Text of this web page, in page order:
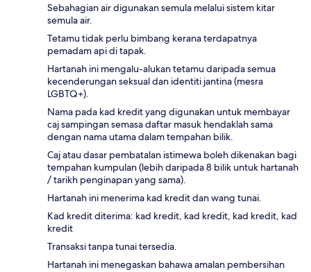
Sebahagian air digunakan semula melalui sistem kitar
semula air.
Tetamu tidak perlu bimbang kerana terdapatnya
pemadam api di tapak.
Hartanah ini mengalu-alukan tetamu daripada semua
kecenderungan seksual dan identiti jantina (mesra
LGBTQ+).
Nama pada kad kredit yang digunakan untuk membayar
caj sampingan semasa daftar masuk hendaklah sama
dengan nama utama dalam tempahan bilik.
Caj atau dasar pembatalan istimewa boleh dikenakan bagi
tempahan kumpulan (lebih daripada 8 bilik untuk hartanah
/ tarikh penginapan yang sama).
Hartanah ini menerima kad kredit dan wang tunai.
Kad kredit diterima: kad kredit, kad kredit, kad kredit, kad
kredit
Transaksi tanpa tunai tersedia.
Hartanah ini menegaskan bahawa amalan pembersihan